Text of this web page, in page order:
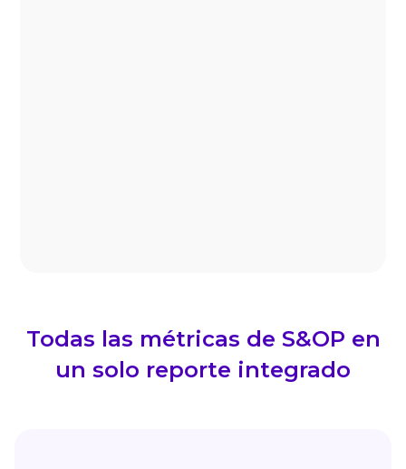
Todas las métricas de S&OP en
un solo reporte integrado